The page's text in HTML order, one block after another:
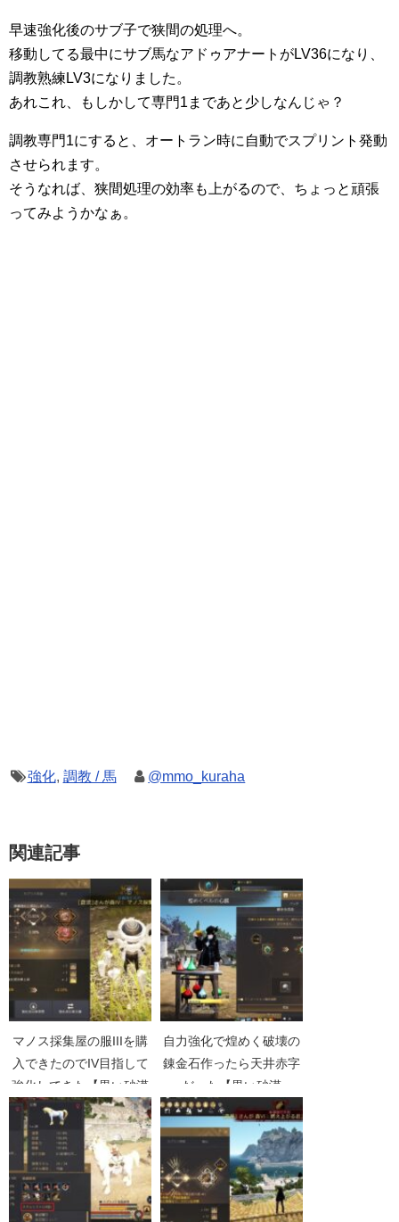
早速強化後のサブ子で狭間の処理へ。
移動してる最中にサブ馬なアドゥアナートがLV36になり、
調教熟練LV3になりました。
あれこれ、もしかして専門1まであと少しなんじゃ？
調教専門1にすると、オートラン時に自動でスプリント発動
させられます。
そうなれば、狭間処理の効率も上がるので、ちょっと頑張
ってみようかなぁ。
強化, 調教 / 馬 @mmo_kuraha
関連記事
マノス採集屋の服IIIを購
入できたのでIV目指して
強化してきた【黒い砂漠
Part4661】
自力強化で煌めく破壊の
錬金石作ったら天井赤字
だった【黒い砂漠
Part5337】